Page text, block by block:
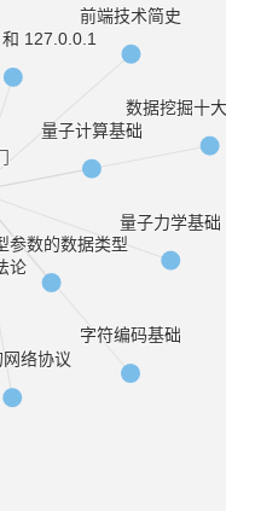
络协议
论
参数的数据类型
字符编码基础
127.0.0.1
量子力学基础
量子计算基础
前端技术简史
数据挖掘十大经